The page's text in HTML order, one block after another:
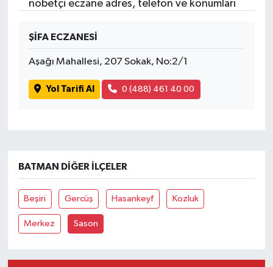
nöbetçi eczane adres, telefon ve konumları
ŞİFA ECZANESİ
Aşağı Mahallesi, 207 Sokak, No:2/1
Yol Tarifi Al 0 (488) 461 40 00
BATMAN DIĞER İLÇELER
Beşiri Gercüş Hasankeyf Kozluk
Merkez Sason